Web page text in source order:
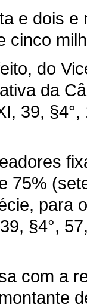
e dois
cinco
do
da
39,
75%
para
§4°,
com a